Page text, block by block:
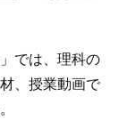
では、理科の
、授業動画で